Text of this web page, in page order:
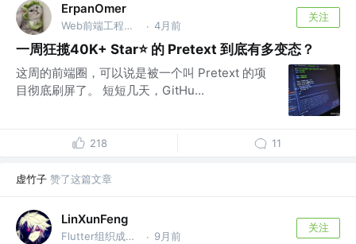
ErpanOmer
Web前端工程师 @跨境 · 4月前
关注
一周狂揽40K+ Star⭐ 的 Pretext 到底有多变态？
这周的前端圈，可以说是被一个叫 Pretext 的项
目彻底刷屏了。 短短几天，GitHu...
218 11
虚竹子 赞了这篇文章
LinXunFeng
Flutter组织成员 @公众号:FSA全栈行动 · 9月前
关注